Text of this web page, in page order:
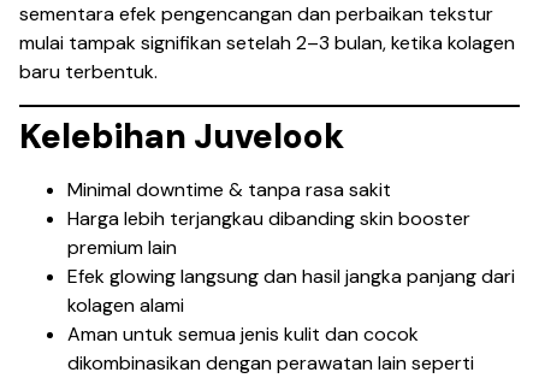
sementara efek pengencangan dan perbaikan tekstur
mulai tampak signifikan setelah 2–3 bulan, ketika kolagen
baru terbentuk.
Kelebihan Juvelook
Minimal downtime & tanpa rasa sakit
Harga lebih terjangkau dibanding skin booster
premium lain
Efek glowing langsung dan hasil jangka panjang dari
kolagen alami
Aman untuk semua jenis kulit dan cocok
dikombinasikan dengan perawatan lain seperti